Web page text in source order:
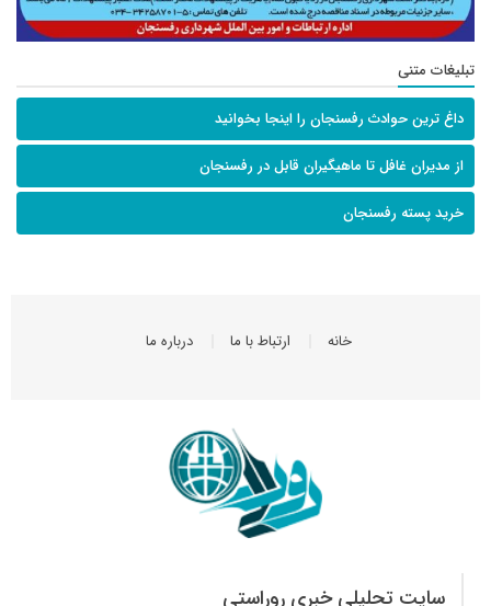
تبلیغات متنی
داغ ترین حوادث رفسنجان را اینجا بخوانید
از مدیران غافل تا ماهیگیران قابل در رفسنجان
خرید پسته رفسنجان
خانه ارتباط با ما درباره ما
سایت تحلیلی خبری روراستی